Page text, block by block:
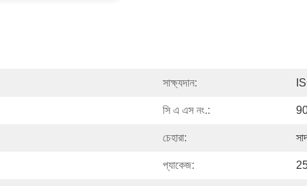
সাক্ষ্যদান:
সি এ এস নং.:
চেহারা:
প্যাকেজ: